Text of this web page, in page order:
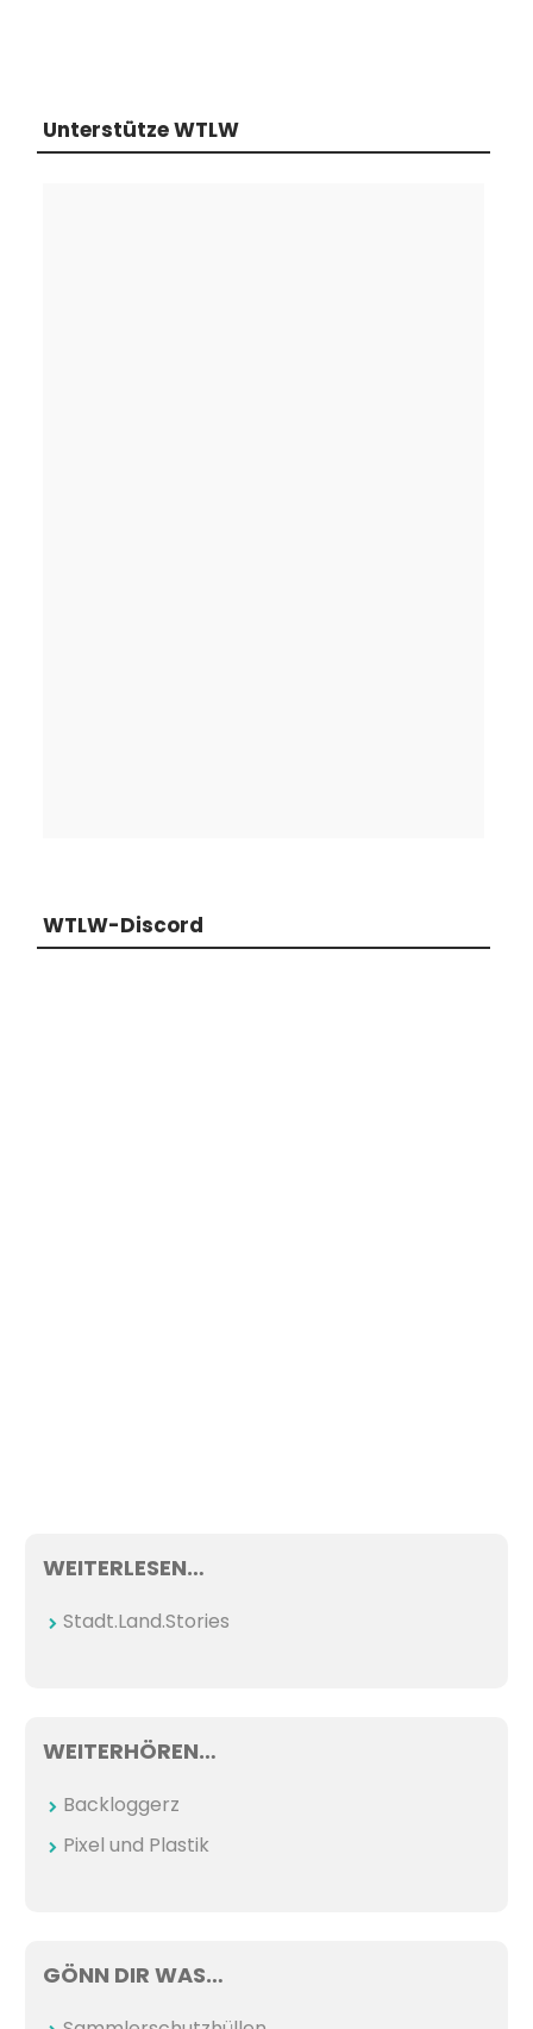
Unterstütze WTLW
WTLW-Discord
WEITERLESEN…
Stadt.Land.Stories
WEITERHÖREN…
Backloggerz
Pixel und Plastik
GÖNN DIR WAS…